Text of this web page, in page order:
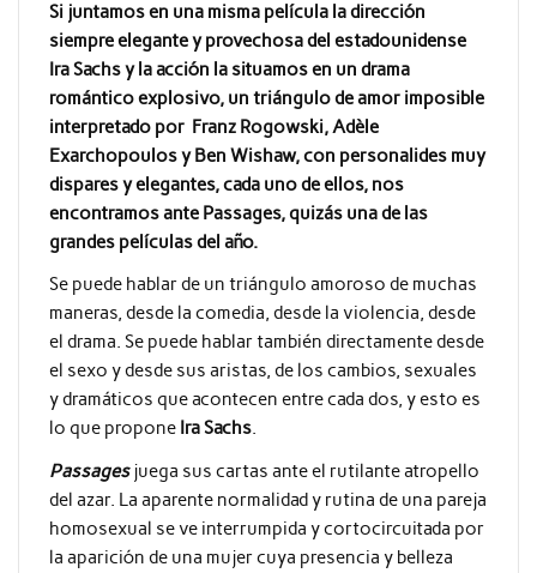
Si juntamos en una misma película la dirección
siempre elegante y provechosa del estadounidense
Ira Sachs y la acción la situamos en un drama
romántico explosivo, un triángulo de amor imposible
interpretado por Franz Rogowski, Adèle
Exarchopoulos y Ben Wishaw, con personalides muy
dispares y elegantes, cada uno de ellos, nos
encontramos ante Passages, quizás una de las
grandes películas del año.
Se puede hablar de un triángulo amoroso de muchas
maneras, desde la comedia, desde la violencia, desde
el drama. Se puede hablar también directamente desde
el sexo y desde sus aristas, de los cambios, sexuales
y dramáticos que acontecen entre cada dos, y esto es
lo que propone Ira Sachs.
Passagesjuega sus cartas ante el rutilante atropello
del azar. La aparente normalidad y rutina de una pareja
homosexual se ve interrumpida y cortocircuitada por
la aparición de una mujer cuya presencia y belleza